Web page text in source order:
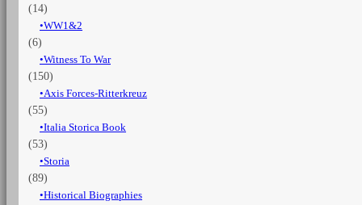
(14)
WW1&2
(6)
Witness To War
(150)
Axis Forces-Ritterkreuz
(55)
Italia Storica Book
(53)
Storia
(89)
Historical Biographies